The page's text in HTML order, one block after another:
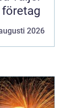
2026